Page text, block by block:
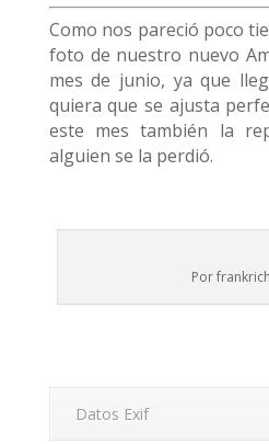
Como nos pareció poco
foto de nuestro nuevo
mes de junio, ya que
quiera que se ajusta
este mes también la
alguien se la perdió.
Por
Datos Exif